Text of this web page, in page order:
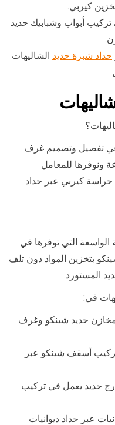
كيربي.
أبواب وشبابيك حديد
حداد شبرة حديد الشاليهات
في تفصيل وتصميم غرف
ونوفرها للمعامل
كيربي عبر حداد
الواسعة التي توفرها في
بتخزين المواد دون تلف
المستورد.
في:
حديد شينكو وغرف
أسقف شينكو عبر
حديد يعمل في تركيب
عبر حداد ديوانيات